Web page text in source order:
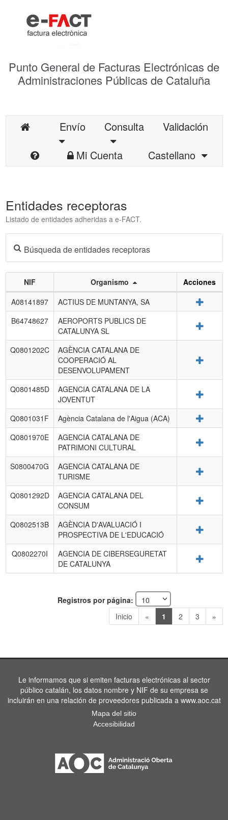
Punto General de Facturas Electrónicas de
Administraciones Públicas de Cataluña
Envío Consulta
Validación
Mi Cuenta
Castellano
Entidades receptoras
Listado de entidades adheridas a e-FACT.
Búsqueda de entidades receptoras
Listado
de
entidades
NIF Organismo
Acciones
A08141897
ACTIUS DE MUNTANYA, SA
B64748627
AEROPORTS PUBLICS DE
CATALUNYA SL
Q0801202C
AGÈNCIA CATALANA DE
COOPERACIÓ AL
DESENVOLUPAMENT
Q0801485D
AGENCIA CATALANA DE LA
JOVENTUT
Q0801031F Agència Catalana de l'Aigua (ACA)
Q0801970E
AGENCIA CATALANA DE
PATRIMONI CULTURAL
S0800470G
AGENCIA CATALANA DE
TURISME
Q0801292D
AGENCIA CATALANA DEL
CONSUM
Q0802513B
AGÈNCIA D'AVALUACIÓ I
PROSPECTIVA DE L'EDUCACIÓ
Q0802270I
AGENCIA DE CIBERSEGURETAT
DE CATALUNYA
Registros por página:
Inicio
« 1 2 3 »
Le informamos que si emiten facturas electrónicas al sector
público catalán, los datos nombre y NIF de su empresa se
incluirán en una relación de proveedores publicada a www.aoc.cat
Mapa del sitio
Accesibilidad